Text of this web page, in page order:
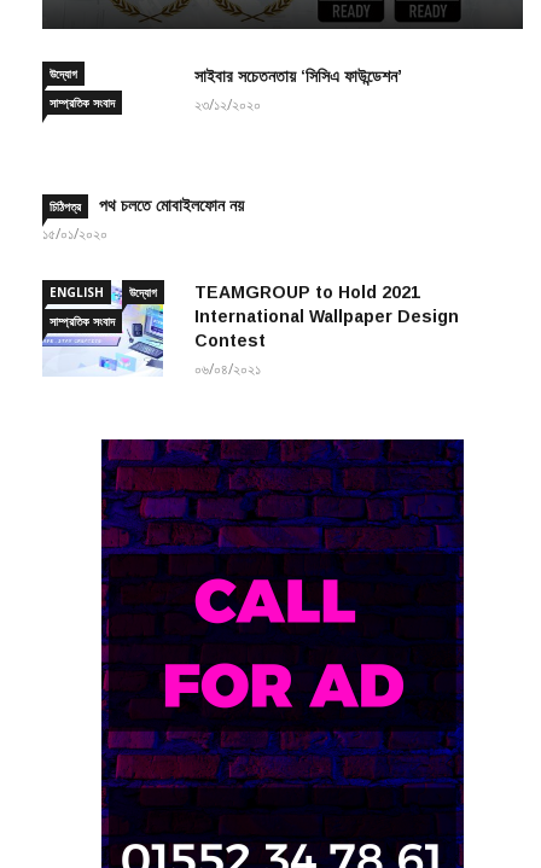
২৬/০৯/২০২৪
উদ্যোগ
সাইবার সচেতনতায় ‘সিসিএ ফাউন্ডেশন’
চিঠিপত্র পথ চলতে মোবাইলফোন নয়
ENGLISH
উদ্যোগ
সাম্প্রতিক সংবাদ
TEAMGROUP to Hold 2021
International Wallpaper Design
Contest